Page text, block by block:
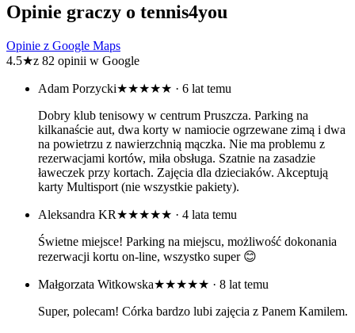
Opinie graczy o tennis4you
Opinie z Google Maps
4.5★z 82 opinii w Google
Adam Porzycki★★★★★ · 6 lat temu
Dobry klub tenisowy w centrum Pruszcza. Parking na
kilkanaście aut, dwa korty w namiocie ogrzewane zimą i dwa
na powietrzu z nawierzchnią mączka. Nie ma problemu z
rezerwacjami kortów, miła obsługa. Szatnie na zasadzie
ławeczek przy kortach. Zajęcia dla dzieciaków. Akceptują
karty Multisport (nie wszystkie pakiety).
Aleksandra KR★★★★★ · 4 lata temu
Świetne miejsce! Parking na miejscu, możliwość dokonania
rezerwacji kortu on-line, wszystko super 😊
Małgorzata Witkowska★★★★★ · 8 lat temu
Super, polecam! Córka bardzo lubi zajęcia z Panem Kamilem.